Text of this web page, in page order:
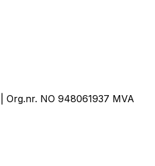
| Org.nr. NO 948061937 MVA